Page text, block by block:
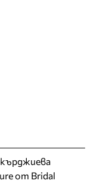
от Bridal